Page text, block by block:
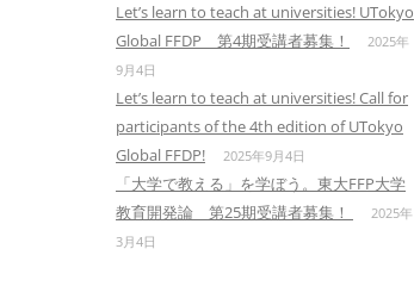
Let’s learn to teach at universities! UTokyo
Global FFDP 第4期受講者募集！
2025年
9月4日
Let’s learn to teach at universities! Call for
participants of the 4th edition of UTokyo
Global FFDP!
2025年9月4日
「大学で教える」を学ぼう。東大FFP大学
教育開発論 第25期受講者募集！
2025年
3月4日